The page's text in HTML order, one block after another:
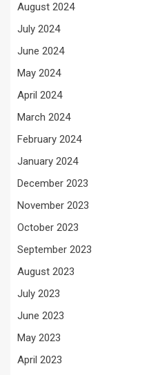
August 2024
July 2024
June 2024
May 2024
April 2024
March 2024
February 2024
January 2024
December 2023
November 2023
October 2023
September 2023
August 2023
July 2023
June 2023
May 2023
April 2023